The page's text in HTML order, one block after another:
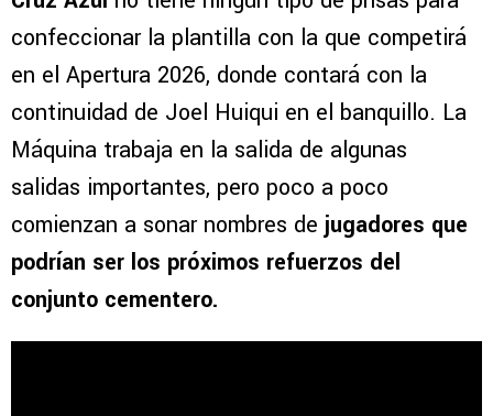
confeccionar la plantilla con la que competirá
en el Apertura 2026, donde contará con la
continuidad de Joel Huiqui en el banquillo. La
Máquina trabaja en la salida de algunas
salidas importantes, pero poco a poco
comienzan a sonar nombres de jugadores que
podrían ser los próximos refuerzos del
conjunto cementero.